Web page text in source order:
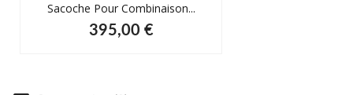
Sacoche Pour Combinaison...
395,00 €